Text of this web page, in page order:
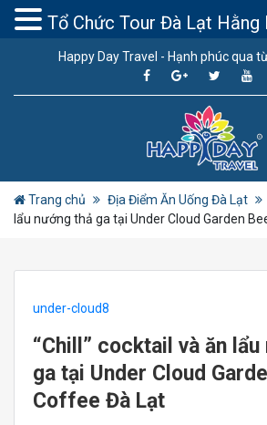
Happy Day Travel - Hạnh phúc qua
Trang chủ Địa Điểm Ăn Uống Đà Lạt
lẩu nướng thả ga tại Under Cloud Garden
under-cloud8
“Chill” cocktail và ăn
ga tại Under Cloud
Coffee Đà Lạt
Tổ Chức Tour Đà Lạt Hằng